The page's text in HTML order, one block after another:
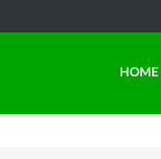
HOME